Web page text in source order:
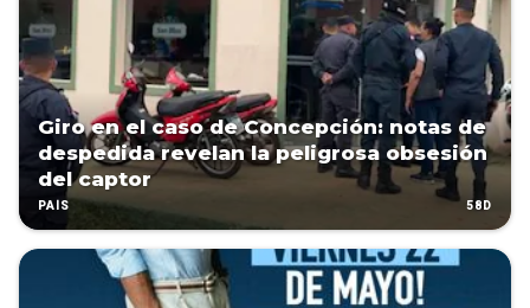
Giro en el caso de Concepción: notas de
despedida revelan la peligrosa obsesión
del captor
PAÍS 58D